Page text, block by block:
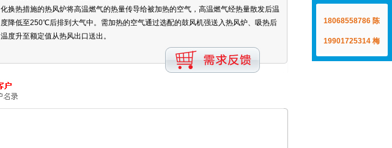
化换热措施的热风炉将高温燃气的热量传导给被加热的空气，高温燃气经热量散发后温
度降低至250℃后排到大气中。需加热的空气通过选配的鼓风机强送入热风炉、吸热后
温度升至额定值从热风出口送出。
18068558786 陈
19901725314 梅